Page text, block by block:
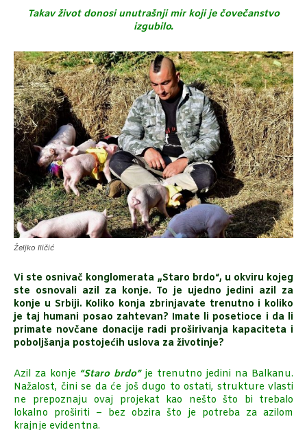
Takav život donosi unutrašnji mir koji je čovečanstvo
izgubilo.
Željko Iličić
Vi ste osnivač konglomerata „Staro brdo“, u okviru kojeg
ste osnovali azil za konje. To je ujedno jedini azil za
konje u Srbiji. Koliko konja zbrinjavate trenutno i koliko
je taj humani posao zahtevan? Imate li posetioce i da li
primate novčane donacije radi proširivanja kapaciteta i
poboljšanja postojećih uslova za životinje?
Azil za konje “Staro brdo”je trenutno jedini na Balkanu.
Nažalost, čini se da će još dugo to ostati, strukture vlasti
ne prepoznaju ovaj projekat kao nešto što bi trebalo
lokalno proširiti – bez obzira što je potreba za azilom
krajnje evidentna.